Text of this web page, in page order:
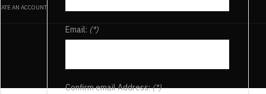
AN ACCOUNT
Email: (*)
Confirm email Address:(*)